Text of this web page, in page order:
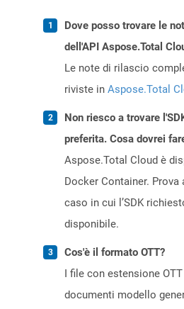
Dove posso trovare le
dell'API Aspose.Total
Le note di rilascio
riviste in Aspose.Total
Non riesco a trovare
preferita. Cosa dovrei
Aspose.Total Cloud è
Docker Container. Prova
caso in cui l’SDK
disponibile.
Cos'è il formato OTT?
I file con estensione
documenti modello